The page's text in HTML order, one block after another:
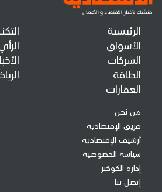
الرئيسية
الأسواق
الشركات
الطاقة
العقارات
من نحن
فريق الإقتصادية
أرشيف الإقتصادية
سياسة الخصوصية
إدارة الكوكيز
إتصل بنا